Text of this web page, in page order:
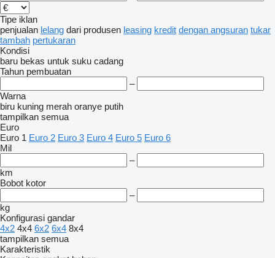
Tipe iklan
penjualan lelang dari produsen leasing kredit dengan angsuran tukar
tambah pertukaran
Kondisi
baru bekas untuk suku cadang
Tahun pembuatan
–
Warna
biru kuning merah oranye putih
tampilkan semua
Euro
Euro 1 Euro 2 Euro 3 Euro 4 Euro 5 Euro 6
Mil
–
km
Bobot kotor
–
kg
Konfigurasi gandar
4x2 4x4 6x2 6x4 8x4
tampilkan semua
Karakteristik